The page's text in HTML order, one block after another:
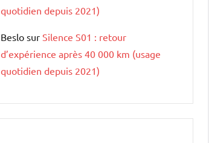
quotidien depuis 2021)
Beslo sur Silence S01 : retour
d’expérience après 40 000 km (usage
quotidien depuis 2021)